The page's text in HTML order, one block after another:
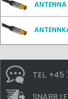
TEL.
SNABB